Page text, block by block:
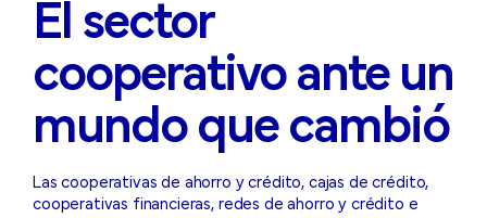
El sector
cooperativo ante un
mundo que cambió
Las cooperativas de ahorro y crédito, cajas de crédito,
cooperativas financieras, redes de ahorro y crédito e